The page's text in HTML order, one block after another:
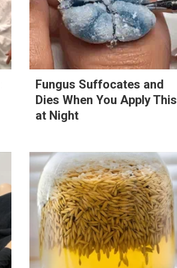
Fungus Suffocates and
Dies When You Apply This
at Night